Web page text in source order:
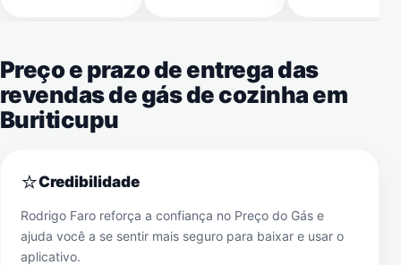
Preço e prazo de entrega das
revendas de gás de cozinha em
Buriticupu
⭐Credibilidade
Rodrigo Faro reforça a confiança no Preço do Gás e
ajuda você a se sentir mais seguro para baixar e usar o
aplicativo.